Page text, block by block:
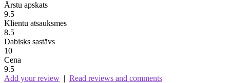
Ārstu apskats
9.5
Klientu atsauksmes
8.5
Dabisks sastāvs
10
Cena
9.5
Add your review | Read reviews and comments